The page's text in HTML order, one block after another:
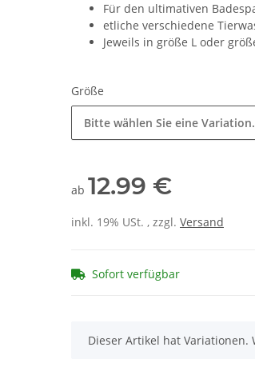
Für den ultimativen
etliche verschiedene
Jeweils in größe L oder
Größe
Bitte wählen Sie eine Variation.
ab 12.99 €
inkl. 19% USt. , zzgl. Versand
Sofort verfügbar
x
Dieser Artikel hat Variationen.